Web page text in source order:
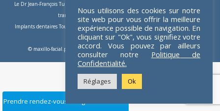
Prendre rendez-vous en ligne
Le Dr Jean-François Tulasne
trans-zygomatiques-Implants dentaires Paris
Implants dentaires Toulouse-Implants Paris-Chirurgie pré-implantaire-Apnée du
sommeil-Chirurgie orthognatique
© maxillo-facial.pro 2026 - Crédits :Dom Guillemet webmaster freelance
Nous utilisons des cookies sur notre
site web pour vous offrir la meilleure
expérience possible de navigation. En
cliquant sur "Ok", vous signifiez votre
accord. Vous pouvez par ailleurs
consulter notre Politique de
Confidentialité.
Réglages Ok